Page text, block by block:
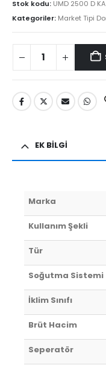
Stok kodu: UMD 2500 D
Kategoriler: Market Tipi
EK BILGI
Marka
Kullanım Şekli
Tür
Soğutma Sistemi
İklim Sınıfı
Brüt Hacim
Seperatör